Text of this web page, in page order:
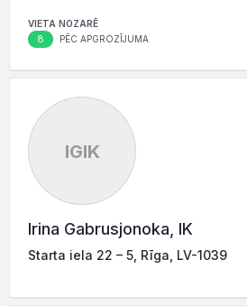
VIETA NOZARĒ
8 PĒC APGROZĪJUMA
IGIK
Irina Gabrusjonoka, IK
Starta iela 22 – 5, Rīga, LV-1039